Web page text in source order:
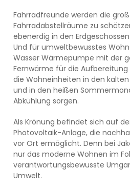
Fahrradfreunde werden die
Fahrradabstellräume zu
ebenerdig in den
Und für umweltbewusstes
Wasser Wärmepumpe mit der
Fernwärme für die Aufbereitung
die Wohneinheiten in den
und in den heißen
Abkühlung sorgen.
Als Krönung befindet sich auf
Photovoltaik-Anlage, die
vor Ort ermöglicht. Denn bei
nur das moderne Wohnen im
verantwortungsbewusste
Umwelt.